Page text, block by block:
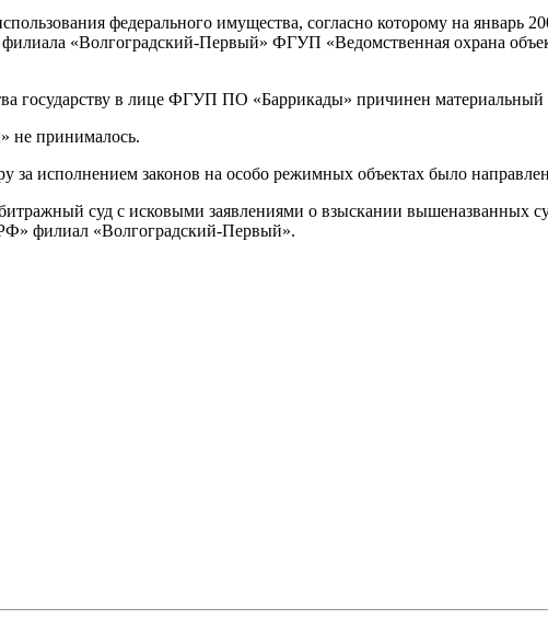
федерального имущества, согласно которому на январь
«Волгоградский-Первый» ФГУП «Ведомственная охрана
государству в лице ФГУП ПО «Баррикады» причинен
не принималось.
за исполнением законов на особо режимных объектах было
суд с исковыми заявлениями о взыскании вышеназванных
филиал «Волгоградский-Первый».